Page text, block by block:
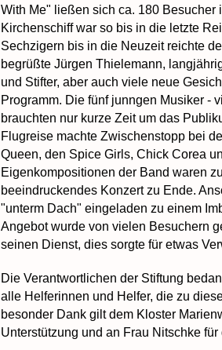
With Me" ließen sich ca. 180
Kirchenschiff war so bis in die letzte
Sechzigern bis in die Neuzeit reichte
begrüßte Jürgen Thielemann,
und Stifter, aber auch viele neue
Programm. Die fünf junngen Musiker -
brauchten nur kurze Zeit um das
Flugreise machte Zwischenstopp bei
Queen, den Spice Girls, Chick Corea
Eigenkompositionen der Band waren
beeindruckendes Konzert zu Ende.
"unterm Dach" eingeladen zu einem
Angebot wurde von vielen Besuchern
seinen Dienst, dies sorgte für etwas
Die Verantwortlichen der Stiftung
alle Helferinnen und Helfer, die zu
besonder Dank gilt dem Kloster
Unterstützung und an Frau Nitschke